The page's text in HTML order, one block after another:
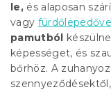
le, és alaposan
vagy
pamutból
képességet, és
bőrhöz. A